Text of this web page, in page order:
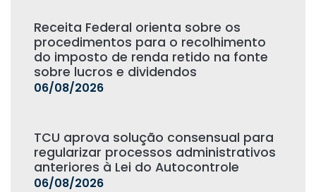
Receita Federal orienta sobre os
procedimentos para o recolhimento
do imposto de renda retido na fonte
sobre lucros e dividendos
06/08/2026
TCU aprova solução consensual para
regularizar processos administrativos
anteriores à Lei do Autocontrole
06/08/2026